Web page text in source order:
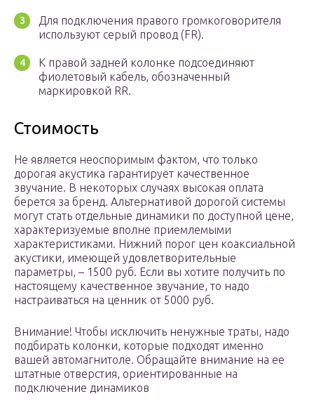
Для подключения правого громкоговорителя
используют серый провод (FR).
К правой задней колонке подсоединяют
фиолетовый кабель, обозначенный
маркировкой RR.
Стоимость
Не является неоспоримым фактом, что только
дорогая акустика гарантирует качественное
звучание. В некоторых случаях высокая оплата
берется за бренд. Альтернативой дорогой системы
могут стать отдельные динамики по доступной цене,
характеризуемые вполне приемлемыми
характеристиками. Нижний порог цен коаксиальной
акустики, имеющей удовлетворительные
параметры, – 1500 руб. Если вы хотите получить по
настоящему качественное звучание, то надо
настраиваться на ценник от 5000 руб.
Внимание! Чтобы исключить ненужные траты, надо
подбирать колонки, которые подходят именно
вашей автомагнитоле. Обращайте внимание на ее
штатные отверстия, ориентированные на
подключение динамиков